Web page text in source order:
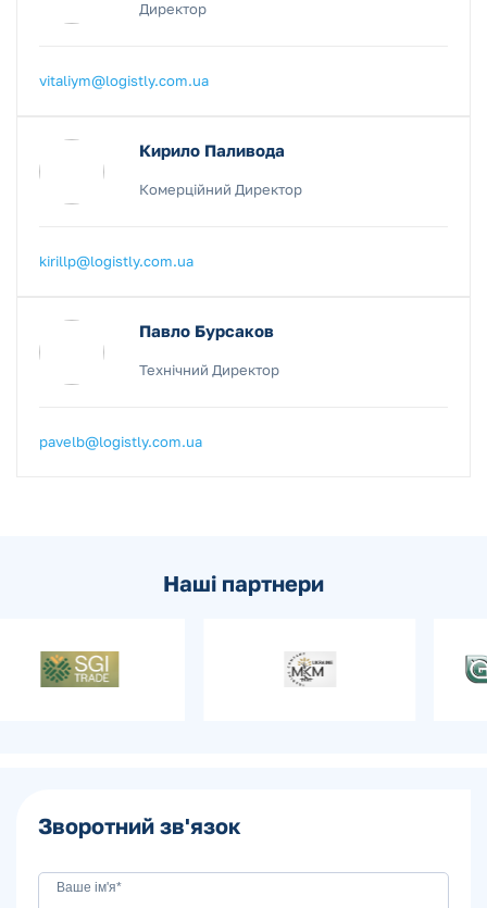
Директор
vitaliym@logistly.com.ua
Кирило Паливода
Комерційний Директор
kirillp@logistly.com.ua
Павло Бурсаков
Технічний Директор
pavelb@logistly.com.ua
Наші партнери
Зворотний зв'язок
Ваше ім'я*